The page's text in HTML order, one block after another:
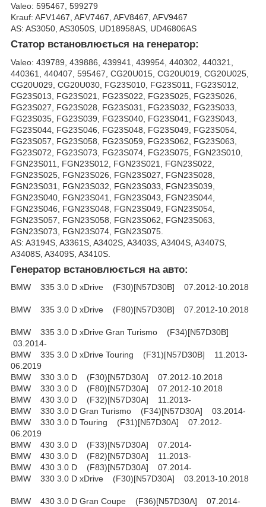
Valeo: 595467, 599279
Krauf: AFV1467, AFV7467, AFV8467, AFV9467
AS: AS3050, AS3050S, UD18958AS, UD46806AS
Статор встановлюється на генератор:
Valeo: 439789, 439886, 439941, 439954, 440302, 440321,
440361, 440407, 595467, CG20U015, CG20U019, CG20U025,
CG20U029, CG20U030, FG23S010, FG23S011, FG23S012,
FG23S013, FG23S021, FG23S022, FG23S025, FG23S026,
FG23S027, FG23S028, FG23S031, FG23S032, FG23S033,
FG23S035, FG23S039, FG23S040, FG23S041, FG23S043,
FG23S044, FG23S046, FG23S048, FG23S049, FG23S054,
FG23S057, FG23S058, FG23S059, FG23S062, FG23S063,
FG23S072, FG23S073, FG23S074, FG23S075, FGN23S010,
FGN23S011, FGN23S012, FGN23S021, FGN23S022,
FGN23S025, FGN23S026, FGN23S027, FGN23S028,
FGN23S031, FGN23S032, FGN23S033, FGN23S039,
FGN23S040, FGN23S041, FGN23S043, FGN23S044,
FGN23S046, FGN23S048, FGN23S049, FGN23S054,
FGN23S057, FGN23S058, FGN23S062, FGN23S063,
FGN23S073, FGN23S074, FGN23S075.
AS: A3194S, A3361S, A3402S, A3403S, A3404S, A3407S,
A3408S, A3409S, A3410S.
Генератор встановлюється на авто:
BMW 335 3.0 D xDrive (F30)[N57D30B] 07.2012-10.2018
BMW 335 3.0 D xDrive (F80)[N57D30B] 07.2012-10.2018
BMW 335 3.0 D xDrive Gran Turismo (F34)[N57D30B]
03.2014-
BMW 335 3.0 D xDrive Touring (F31)[N57D30B] 11.2013-
06.2019
BMW 330 3.0 D (F30)[N57D30A] 07.2012-10.2018
BMW 330 3.0 D (F80)[N57D30A] 07.2012-10.2018
BMW 430 3.0 D (F32)[N57D30A] 11.2013-
BMW 330 3.0 D Gran Turismo (F34)[N57D30A] 03.2014-
BMW 330 3.0 D Touring (F31)[N57D30A] 07.2012-
06.2019
BMW 430 3.0 D (F33)[N57D30A] 07.2014-
BMW 430 3.0 D (F82)[N57D30A] 11.2013-
BMW 430 3.0 D (F83)[N57D30A] 07.2014-
BMW 330 3.0 D xDrive (F30)[N57D30A] 03.2013-10.2018
BMW 430 3.0 D Gran Coupe (F36)[N57D30A] 07.2014-